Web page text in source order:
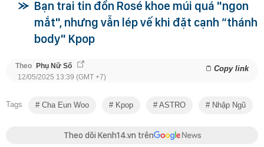
Bạn trai tin đồn Rosé khoe múi quá "ngon
mắt", nhưng vẫn lép vế khi đặt cạnh “thánh
body" Kpop
Theo Phụ Nữ Số Copy link
12/05/2025 13:39 (GMT +7)
Tags Cha Eun Woo Kpop ASTRO Nhập Ngũ
Theo dõi Kenh14.vn trên